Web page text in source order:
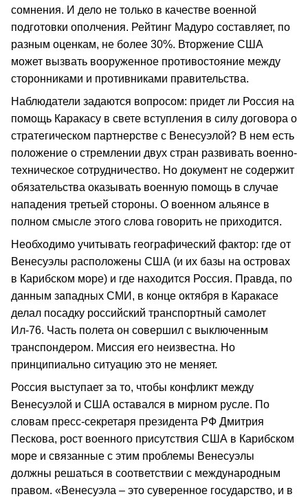
сомнения. И дело не только в качестве военной
подготовки ополчения. Рейтинг Мадуро составляет, по
разным оценкам, не более 30%. Вторжение США
может вызвать вооруженное противостояние между
сторонниками и противниками правительства.
Наблюдатели задаются вопросом: придет ли Россия на
помощь Каракасу в свете вступления в силу договора о
стратегическом партнерстве с Венесуэлой? В нем есть
положение о стремлении двух стран развивать военно-
техническое сотрудничество. Но документ не содержит
обязательства оказывать военную помощь в случае
нападения третьей стороны. О военном альянсе в
полном смысле этого слова говорить не приходится.
Необходимо учитывать географический фактор: где от
Венесуэлы расположены США (и их базы на островах
в Карибском море) и где находится Россия. Правда, по
данным западных СМИ, в конце октября в Каракасе
делал посадку российский транспортный самолет
Ил-76. Часть полета он совершил с выключенным
транспондером. Миссия его неизвестна. Но
принципиально ситуацию это не меняет.
Россия выступает за то, чтобы конфликт между
Венесуэлой и США оставался в мирном русле. По
словам пресс-секретаря президента РФ Дмитрия
Пескова, рост военного присутствия США в Карибском
море и связанные с этим проблемы Венесуэлы
должны решаться в соответствии с международным
правом. «Венесуэла – это суверенное государство, и в